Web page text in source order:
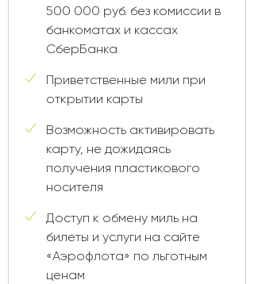
500 000 руб. без комиссии в
банкоматах и кассах
СберБанка
Приветственные мили при
открытии карты
Возможность активировать
карту, не дожидаясь
получения пластикового
носителя
Доступ к обмену миль на
билеты и услуги на сайте
«Аэрофлота» по льготным
ценам